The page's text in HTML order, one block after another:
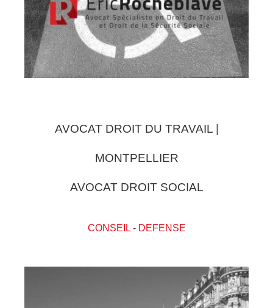
AVOCAT DROIT DU TRAVAIL |
MONTPELLIER
AVOCAT DROIT SOCIAL
CONSEIL- DEFENSE